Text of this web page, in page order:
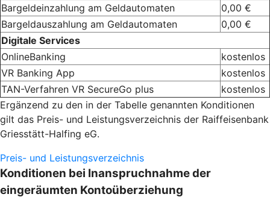
Bargeldeinzahlung am Geldautomaten
0,00 €
Bargeldauszahlung am Geldautomaten
0,00 €
Digitale Services
OnlineBanking
kostenlos
VR Banking App
kostenlos
TAN-Verfahren VR SecureGo plus
kostenlos
Ergänzend zu den in der Tabelle genannten Konditionen
gilt das Preis- und Leistungsverzeichnis der Raiffeisenbank
Griesstätt-Halfing eG.
Preis- und Leistungsverzeichnis
Konditionen bei Inanspruchnahme der
eingeräumten Kontoüberziehung